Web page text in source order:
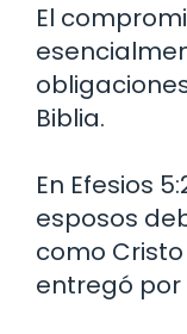
El
Biblia.
En Efesios
esposos
como
entregó por